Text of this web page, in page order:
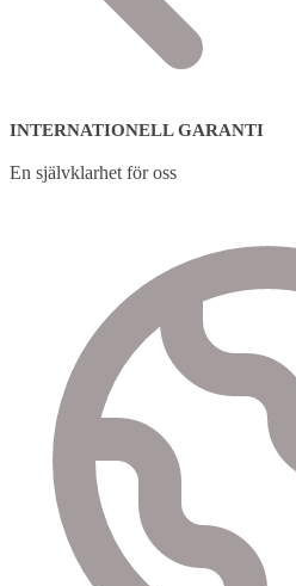
INTERNATIONELL GARANTI
En självklarhet för oss